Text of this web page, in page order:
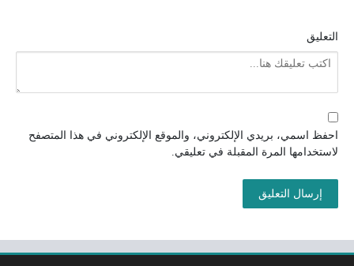
التعليق
احفظ اسمي، بريدي الإلكتروني، والموقع الإلكتروني في هذا المتصفح
لاستخدامها المرة المقبلة في تعليقي.